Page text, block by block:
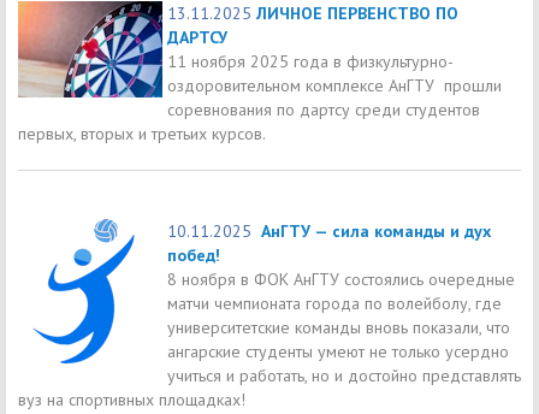
13.11.2025 ЛИЧНОЕ ПЕРВЕНСТВО ПО
ДАРТСУ
11 ноября 2025 года в физкультурно-
оздоровительном комплексе АнГТУ прошли
соревнования по дартсу среди студентов
первых, вторых и третьих курсов.
10.11.2025 АнГТУ — сила команды и дух
побед!
8 ноября в ФОК АнГТУ состоялись очередные
матчи чемпионата города по волейболу, где
университетские команды вновь показали, что
ангарские студенты умеют не только усердно
учиться и работать, но и достойно представлять
вуз на спортивных площадках!